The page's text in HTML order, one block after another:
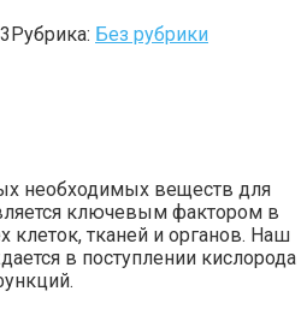
Рубрика: Без рубрики
необходимых веществ для
ключевым фактором в
клеток, тканей и органов. Наш
в поступлении кислорода